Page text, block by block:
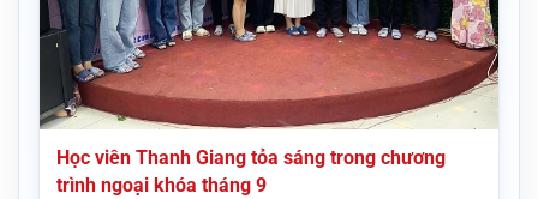
Học viên Thanh Giang tỏa sáng trong chương
trình ngoại khóa tháng 9